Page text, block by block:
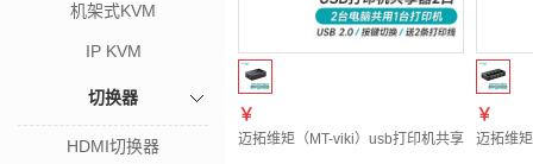
机架式KVM
IP KVM
切换器
HDMI切换器
￥
迈拓维矩（MT-viki）usb打印机共享器自动一
￥
迈拓维